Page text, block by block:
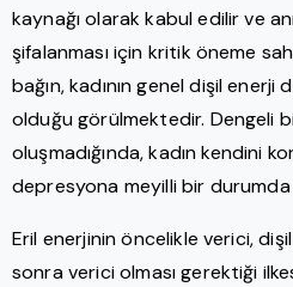
kaynağı olarak kabul edilir ve
şifalanması için kritik öneme
bağın, kadının genel dişil
olduğu görülmektedir. Dengeli
oluşmadığında, kadın kendini
depresyona meyilli bir durumda
Eril enerjinin öncelikle verici,
sonra verici olması gerektiği